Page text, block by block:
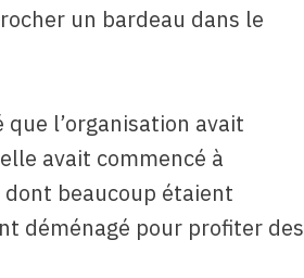
un bardeau dans le
l’organisation avait
avait commencé à
beaucoup étaient
déménagé pour profiter des